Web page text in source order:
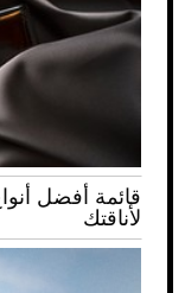
قائمة أفضل
لأناقتك